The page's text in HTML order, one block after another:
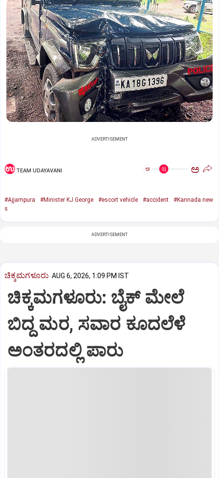
ADVERTISEMENT
TEAM UDAYAVANI ಅ ಅ
#Ajjampura #Minister KJ George #escort vehicle #accident
#Kannada new
s
ADVERTISEMENT
ಚಿಕ್ಕಮಗಳೂರು AUG 6, 2026, 1:09 PM IST
ಚಿಕ್ಕಮಗಳೂರು: ಬೈಕ್ ಮೇಲೆ
ಬಿದ್ದ ಮರ, ಸವಾರ ಕೂದಲೆಳೆ
ಅಂತರದಲ್ಲಿ ಪಾರು